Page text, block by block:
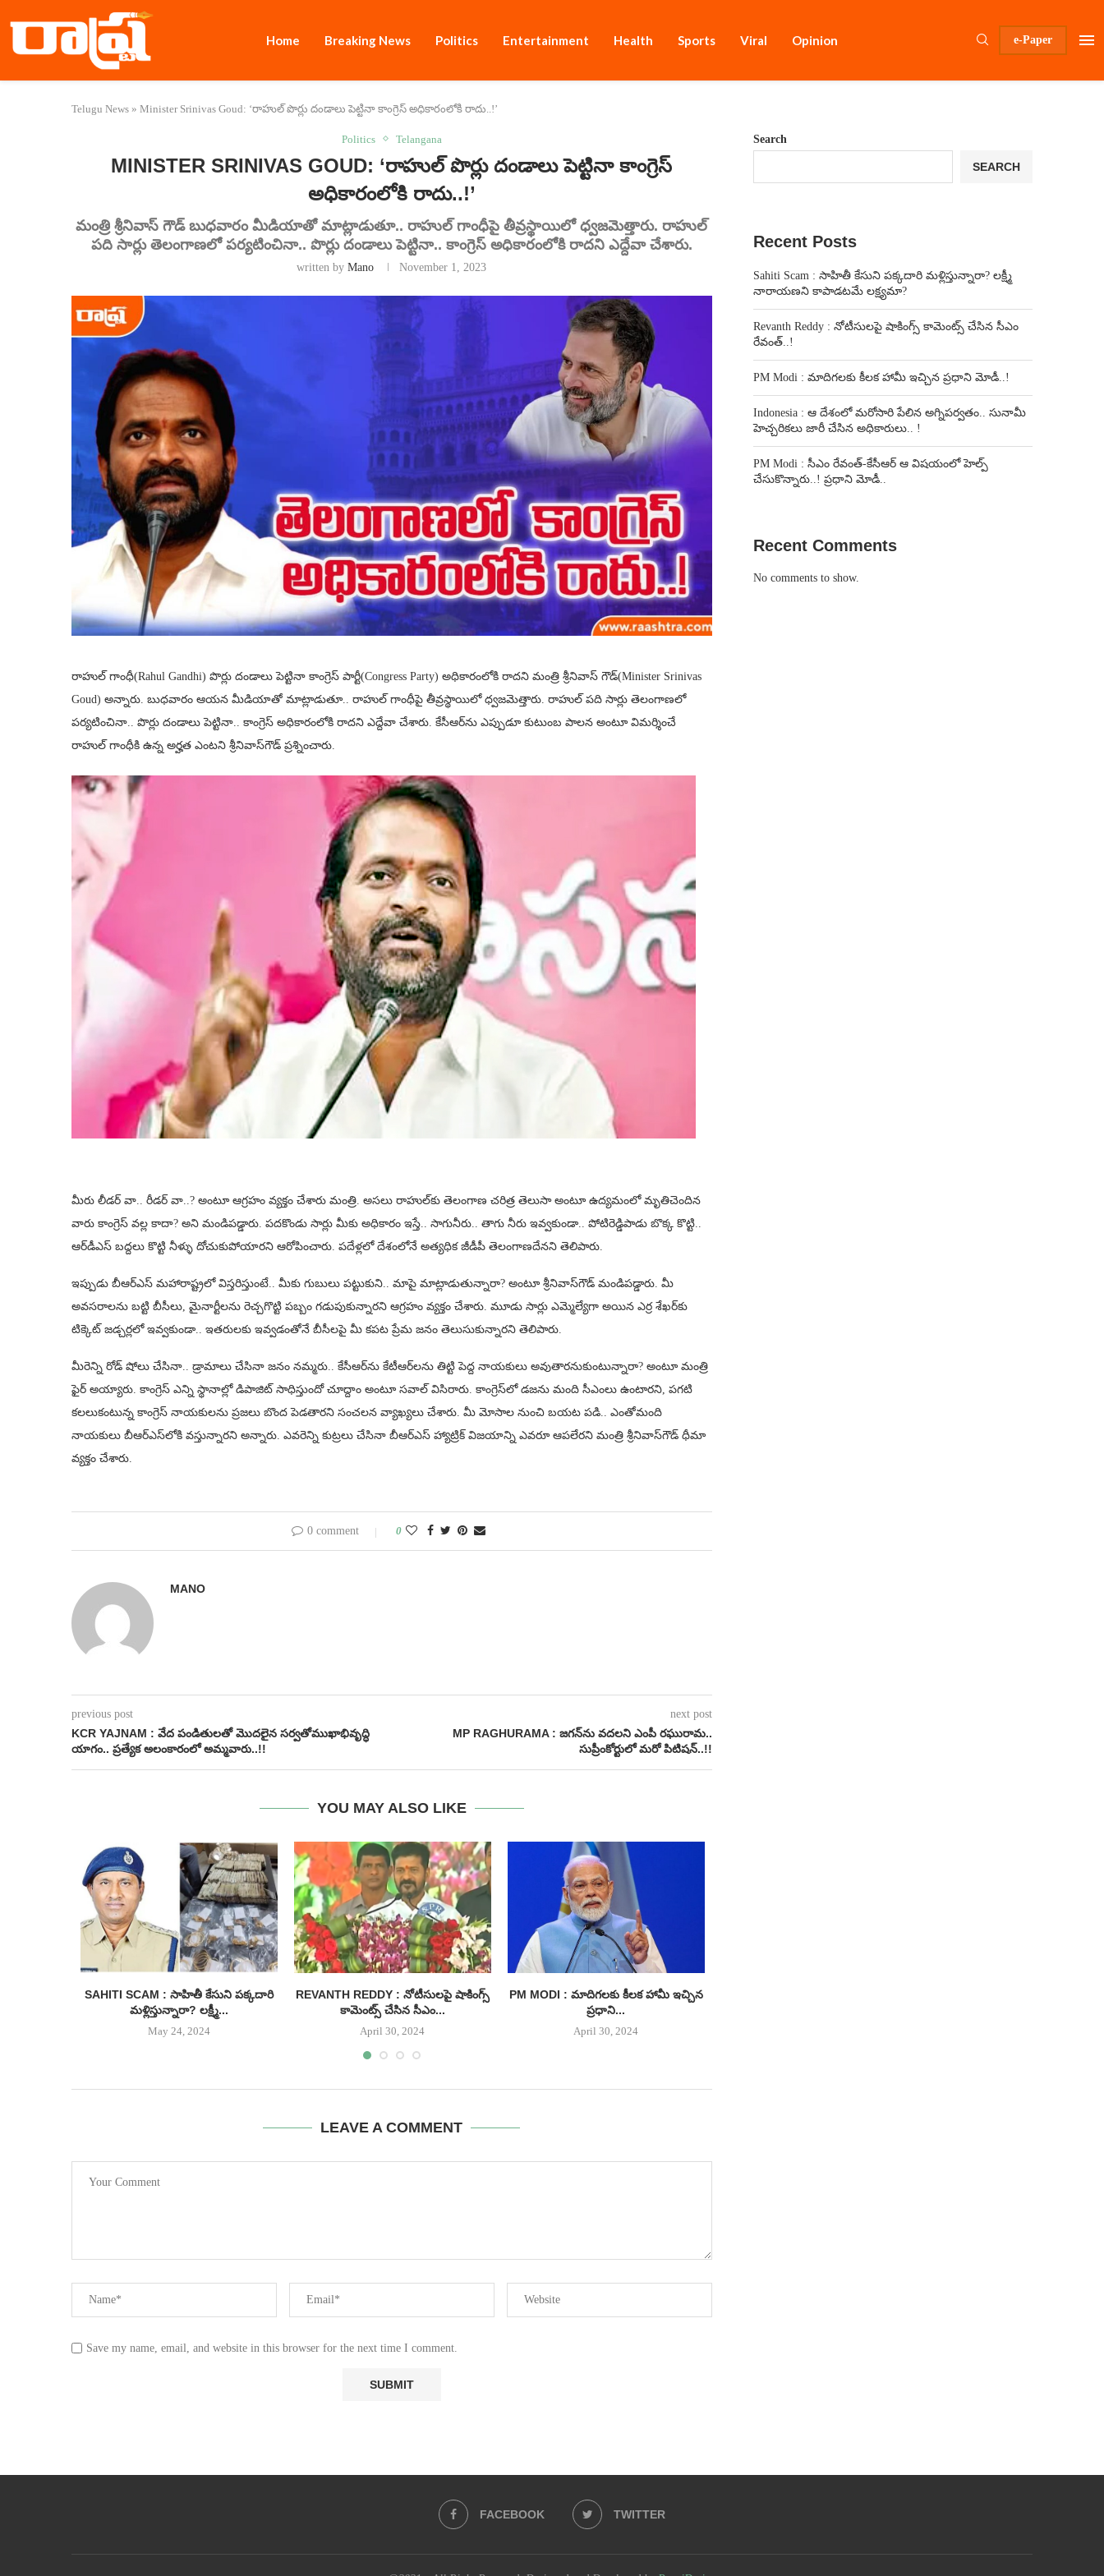
Home Breaking News Politics Entertainment Health Sports Viral Opinion e-Paper
Telugu News » Minister Srinivas Goud: ‘రాహుల్‌ పొర్లు దండాలు పెట్టినా కాంగ్రెస్ అధికారంలోకి రాదు..!’
Politics Telangana
MINISTER SRINIVAS GOUD: ‘రాహుల్‌ పొర్లు దండాలు పెట్టినా కాంగ్రెస్
అధికారంలోకి రాదు..!’
మంత్రి శ్రీనివాస్‌ గౌడ్ బుధవారం మీడియాతో మాట్లాడుతూ.. రాహుల్‌ గాంధీపై తీవ్రస్థాయిలో ధ్వజమెత్తారు. రాహుల్
పది సార్లు తెలంగాణలో పర్యటించినా.. పొర్లు దండాలు పెట్టినా.. కాంగ్రెస్ అధికారంలోకి రాదని ఎద్దేవా చేశారు.
written byMano November 1, 2023
రాహుల్ గాంధీ(Rahul Gandhi) పొర్లు దండాలు పెట్టినా కాంగ్రెస్ పార్టీ(Congress Party) అధికారంలోకి రాదని మంత్రి శ్రీనివాస్‌ గౌడ్(Minister Srinivas
Goud) అన్నారు. బుధవారం ఆయన మీడియాతో మాట్లాడుతూ.. రాహుల్‌ గాంధీపై తీవ్రస్థాయిలో ధ్వజమెత్తారు. రాహుల్ పది సార్లు తెలంగాణలో
పర్యటించినా.. పొర్లు దండాలు పెట్టినా.. కాంగ్రెస్ అధికారంలోకి రాదని ఎద్దేవా చేశారు. కేసీఆర్‌ను ఎప్పుడూ కుటుంబ పాలన అంటూ విమర్శించే
రాహుల్ గాంధీకి ఉన్న అర్హత ఎంటని శ్రీనివాస్‌గౌడ్ ప్రశ్నించారు.
మీరు లీడర్ వా.. రీడర్ వా..? అంటూ ఆగ్రహం వ్యక్తం చేశారు మంత్రి. అసలు రాహుల్‌కు తెలంగాణ చరిత్ర తెలుసా అంటూ ఉద్యమంలో మృతిచెందిన
వారు కాంగ్రెస్ వల్ల కాదా? అని మండిపడ్డారు. పదకొండు సార్లు మీకు అధికారం ఇస్తే.. సాగునీరు.. తాగు నీరు ఇవ్వకుండా.. పోటిరెడ్డిపాడు బొక్క కొట్టి..
ఆర్‌డీఎస్‌ బద్దలు కొట్టి నీళ్ళు దోచుకుపోయారని ఆరోపించారు. పదేళ్లలో దేశంలోనే అత్యధిక జీడీపీ తెలంగాణదేనని తెలిపారు.
ఇప్పుడు బీఆర్ఎస్ మహారాష్ట్రలో విస్తరిస్తుంటే.. మీకు గుబులు పట్టుకుని.. మాపై మాట్లాడుతున్నారా? అంటూ శ్రీనివాస్‌గౌడ్ మండిపడ్డారు. మీ
అవసరాలను బట్టి బీసీలు, మైనార్టీలను రెచ్చగొట్టి పబ్బం గడుపుకున్నారని ఆగ్రహం వ్యక్తం చేశారు. మూడు సార్లు ఎమ్మెల్యేగా అయిన ఎర్ర శేఖర్‌కు
టిక్కెట్ జడ్చర్లలో ఇవ్వకుండా.. ఇతరులకు ఇవ్వడంతోనే బీసీలపై మీ కపట ప్రేమ జనం తెలుసుకున్నారని తెలిపారు.
మీరెన్ని రోడ్ షోలు చేసినా.. డ్రామాలు చేసినా జనం నమ్మరు.. కేసీఆర్‌ను కేటీఆర్‌లను తిట్టి పెద్ద నాయకులు అవుతారనుకుంటున్నారా? అంటూ మంత్రి
ఫైర్ అయ్యారు. కాంగ్రెస్ ఎన్ని స్థానాల్లో డిపాజిట్ సాధిస్తుందో చూద్దాం అంటూ సవాల్ విసిరారు. కాంగ్రెస్‌లో డజను మంది సీఎంలు ఉంటారని, పగటి
కలలుకంటున్న కాంగ్రెస్ నాయకులను ప్రజలు బొంద పెడతారని సంచలన వ్యాఖ్యలు చేశారు. మీ మోసాల నుంచి బయట పడి.. ఎంతోమంది
నాయకులు బీఆర్ఎస్‌లోకి వస్తున్నారని అన్నారు. ఎవరెన్ని కుట్రలు చేసినా బీఆర్ఎస్ హ్యాట్రిక్ విజయాన్ని ఎవరూ ఆపలేరని మంత్రి శ్రీనివాస్‌గౌడ్ ధీమా
వ్యక్తం చేశారు.
0 comment 0
MANO
previous post
KCR YAJNAM : వేద పండితులతో మొదలైన సర్వతోముఖాభివృద్ధి
యాగం.. ప్రత్యేక అలంకారంలో అమ్మవారు..!!
next post
MP RAGHURAMA : జగన్‌ను వదలని ఎంపీ రఘురామ..
సుప్రీంకోర్టులో మరో పిటిషన్‌..!!
YOU MAY ALSO LIKE
SAHITI SCAM : సాహితీ కేసుని పక్కదారి
మళ్లిస్తున్నారా? లక్ష్మీ...
May 24, 2024
REVANTH REDDY : నోటీసులపై షాకింగ్స్
కామెంట్స్ చేసిన సీఎం...
April 30, 2024
PM MODI : మాదిగలకు కీలక హామీ ఇచ్చిన
ప్రధాని...
April 30, 2024
LEAVE A COMMENT
Save my name, email, and website in this browser for the next time I comment.
Search
SEARCH
Recent Posts
Sahiti Scam : సాహితీ కేసుని పక్కదారి మళ్లిస్తున్నారా? లక్ష్మీ
నారాయణని కాపాడటమే లక్ష్యమా?
Revanth Reddy : నోటీసులపై షాకింగ్స్ కామెంట్స్ చేసిన సీఎం
రేవంత్..!
PM Modi : మాదిగలకు కీలక హామీ ఇచ్చిన ప్రధాని మోడీ..!
Indonesia : ఆ దేశంలో మరోసారి పేలిన అగ్నిపర్వతం.. సునామీ
హెచ్చరికలు జారీ చేసిన అధికారులు.. !
PM Modi : సీఎం రేవంత్-కేసీఆర్ ఆ విషయంలో హెల్ప్
చేసుకొన్నారు..! ప్రధాని మోడీ..
Recent Comments
No comments to show.
FACEBOOK TWITTER